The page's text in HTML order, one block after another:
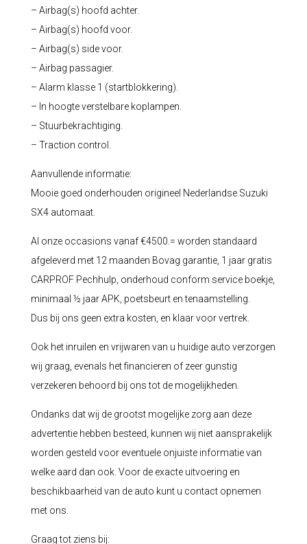
– Airbag(s) hoofd achter.
– Airbag(s) hoofd voor.
– Airbag(s) side voor.
– Airbag passagier.
– Alarm klasse 1 (startblokkering).
– In hoogte verstelbare koplampen.
– Stuurbekrachtiging.
– Traction control.
Aanvullende informatie:
Mooie goed onderhouden origineel Nederlandse Suzuki
SX4 automaat.
Al onze occasions vanaf €4500.= worden standaard
afgeleverd met 12 maanden Bovag garantie, 1 jaar gratis
CARPROF Pechhulp, onderhoud conform service boekje,
minimaal ½ jaar APK, poetsbeurt en tenaamstelling.
Dus bij ons geen extra kosten, en klaar voor vertrek.
Ook het inruilen en vrijwaren van u huidige auto verzorgen
wij graag, evenals het financieren of zeer gunstig
verzekeren behoord bij ons tot de mogelijkheden.
Ondanks dat wij de grootst mogelijke zorg aan deze
advertentie hebben besteed, kunnen wij niet aansprakelijk
worden gesteld voor eventuele onjuiste informatie van
welke aard dan ook. Voor de exacte uitvoering en
beschikbaarheid van de auto kunt u contact opnemen
met ons.
Graag tot ziens bij: